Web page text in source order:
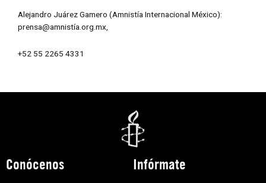
Alejandro Juárez Gamero (Amnistía Internacional México):
prensa@amnistía.org.mx,
+52 55 2265 4331
Conócenos Infórmate